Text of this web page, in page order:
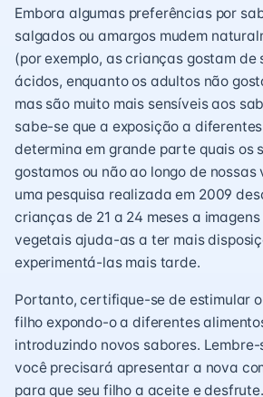
Embora algumas preferências por
salgados ou amargos mudem
(por exemplo, as crianças gostam de
ácidos, enquanto os adultos não
mas são muito mais sensíveis aos
sabe-se que a exposição a
determina em grande parte quais os
gostamos ou não ao longo de
uma pesquisa realizada em 2009
crianças de 21 a 24 meses a
vegetais ajuda-as a ter mais
experimentá-las mais tarde.
Portanto, certifique-se de estimular
filho expondo-o a diferentes
introduzindo novos sabores.
você precisará apresentar a nova
para que seu filho a aceite e desfrute.